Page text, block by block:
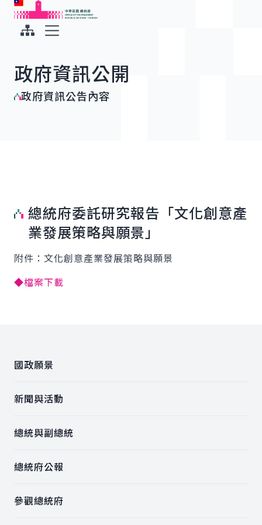
跳到主要內容
中華民國總統府
政府資訊公開
政府資訊公告內容
總統府委託研究報告「文化創意產
業發展策略與願景」
附件：文化創意產業發展策略與願景
◆檔案下載
國政願景
新聞與活動
總統與副總統
總統府公報
參觀總統府